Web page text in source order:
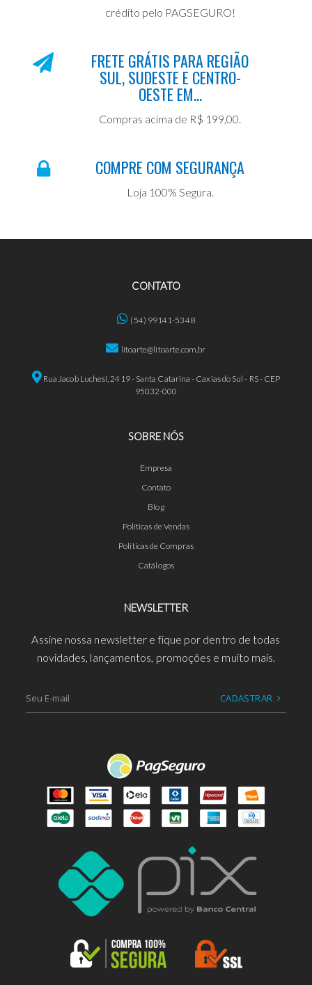
crédito pelo PAGSEGURO!
FRETE GRÁTIS PARA REGIÃO
SUL, SUDESTE E CENTRO-
OESTE EM...
Compras acima de R$ 199,00.
COMPRE COM SEGURANÇA
Loja 100% Segura.
CONTATO
(54) 99141-5348
litoarte@litoarte.com.br
Rua Jacob Luchesi, 2419 - Santa Catarina - Caxias do Sul - RS - CEP
95032-000
SOBRE NÓS
Empresa
Contato
Blog
Políticas de Vendas
Políticas de Compras
Catálogos
NEWSLETTER
Assine nossa newsletter e fique por dentro de todas
novidades, lançamentos, promoções e muito mais.
CADASTRAR